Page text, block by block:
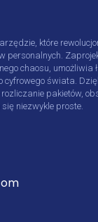
które
personalnych.
chaosu, umożliwia
cyfrowego świata.
pakietów,
niezwykle proste.